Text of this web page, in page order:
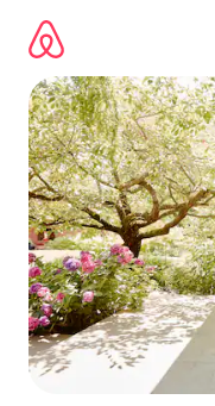
kwenda
kwenye
maudhui